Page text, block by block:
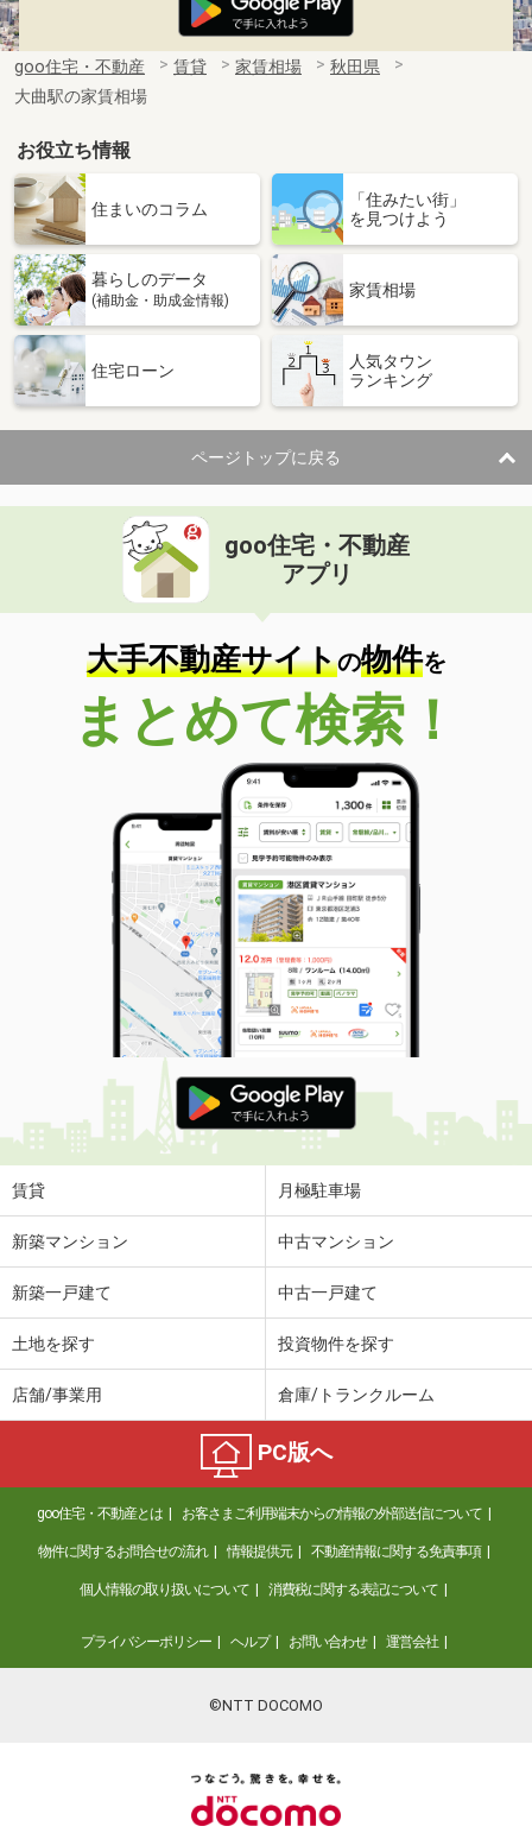
goo住宅・不動産 賃貸 家賃相場
秋田県
大曲駅の家賃相場
お役立ち情報
住まいのコラム
「住みたい街」
を見つけよう
暮らしのデータ
(補助金・助成金情報)
家賃相場
住宅ローン
人気タウン
ランキング
ページトップに戻る
goo住宅・不動産
アプリ
大手不動産サイトの物件を
まとめて検索！
賃貸 月極駐車場
新築マンション 中古マンション
新築一戸建て 中古一戸建て
土地を探す 投資物件を探す
店舗/事業用 倉庫/トランクルーム
PC版へ
goo住宅・不動産とは お客さまご利用端末からの情報の外部送信について
物件に関するお問合せの流れ 情報提供元 不動産情報に関する免責事項
個人情報の取り扱いについて 消費税に関する表記について
プライバシーポリシー ヘルプ お問い合わせ 運営会社
©NTT DOCOMO